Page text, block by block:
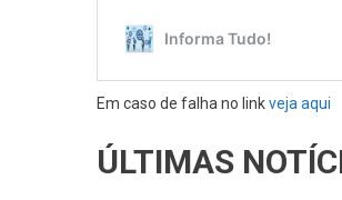
Em caso de falha no linkveja aqui
ÚLTIMAS